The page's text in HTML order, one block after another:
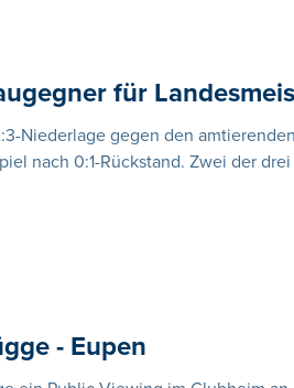
für
Niederlage gegen den
nach 0:1-Rückstand. Zwei der
- Eupen